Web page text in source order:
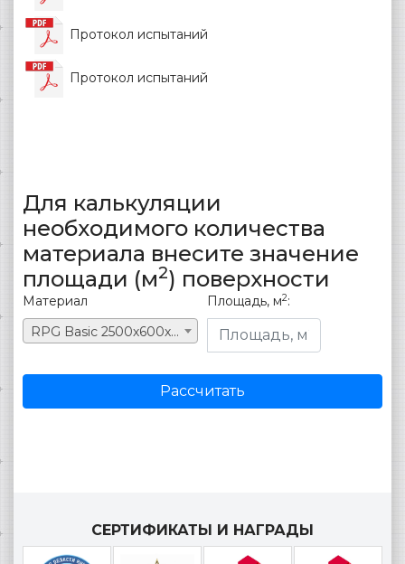
Протокол испытаний
Протокол испытаний
Для калькуляции
необходимого количества
материала внесите значение
площади (м2) поверхности
Материал
RPG Basic 2500х600х15 mm #1
Площадь, м2:
Рассчитать
СЕРТИФИКАТЫ И НАГРАДЫ